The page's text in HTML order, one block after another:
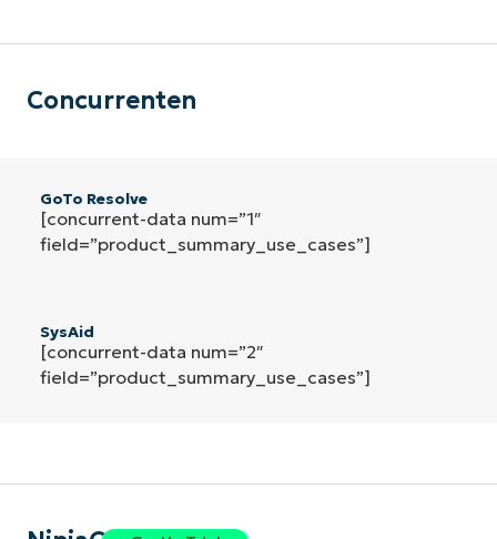
Concurrenten
GoTo Resolve
[concurrent-data num=”1″
field=”product_summary_use_cases”]
SysAid
[concurrent-data num=”2″
field=”product_summary_use_cases”]